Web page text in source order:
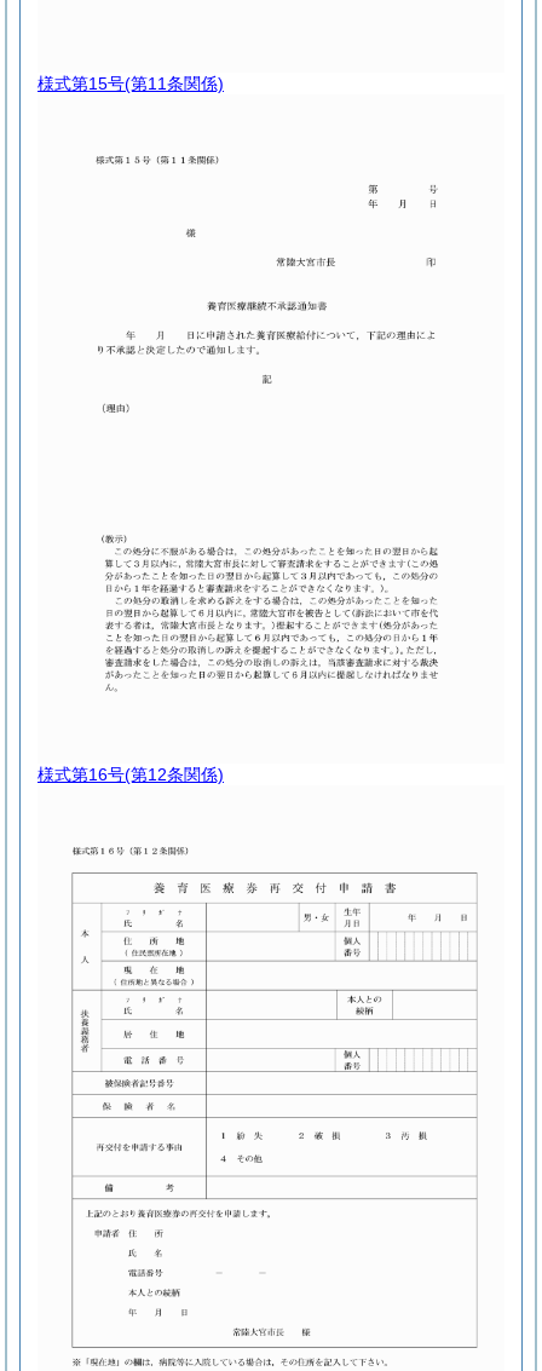
様式第15号(第11条関係)
様式第16号(第12条関係)